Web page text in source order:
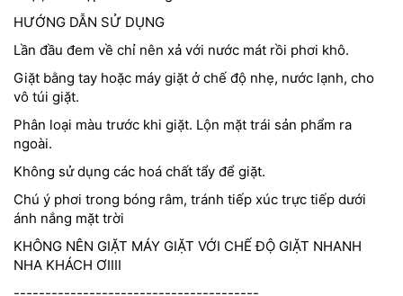
HƯỚNG DẪN SỬ DỤNG
Lần đầu đem về chỉ nên xả với nước mát rồi phơi khô.
Giặt bằng tay hoặc máy giặt ở chế độ nhẹ, nước lạnh, cho
vô túi giặt.
Phân loại màu trước khi giặt. Lộn mặt trái sản phẩm ra
ngoài.
Không sử dụng các hoá chất tẩy để giặt.
Chú ý phơi trong bóng râm, tránh tiếp xúc trực tiếp dưới
ánh nắng mặt trời
KHÔNG NÊN GIẶT MÁY GIẶT VỚI CHẾ ĐỘ GIẶT NHANH
NHA KHÁCH ƠIIII